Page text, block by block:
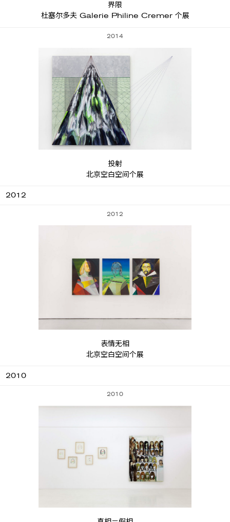
界限
杜塞尔多夫 Galerie Philine Cremer 个展
2014
投射
北京空白空间个展
2012
2012
表情无相
北京空白空间个展
2010
2010